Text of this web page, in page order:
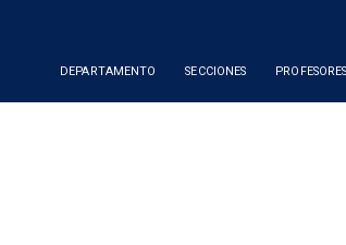
DEPARTAMENTO SECCIONES PROFESORES